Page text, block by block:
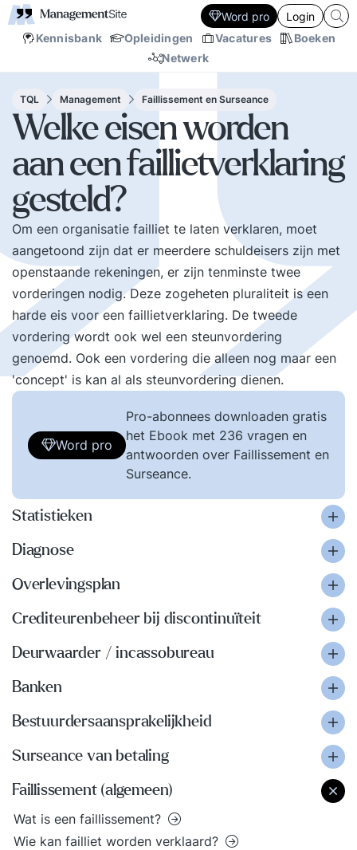
Kennisbank Opleidingen Vacatures
Boeken
Netwerk
Word pro Login
TQL Management Faillissement en Surseance
Welke eisen worden
aan een faillietverklaring
gesteld?
Om een organisatie failliet te laten verklaren, moet
aangetoond zijn dat er meerdere schuldeisers zijn met
openstaande rekeningen, er zijn tenminste twee
vorderingen nodig. Deze zogeheten pluraliteit is een
harde eis voor een faillietverklaring. De tweede
vordering wordt ook wel een steunvordering
genoemd. Ook een vordering die alleen nog maar een
'concept' is kan al als steunvordering dienen.
Word pro
Pro-abonnees downloaden gratis
het Ebook met 236 vragen en
antwoorden over Faillissement en
Surseance.
Statistieken
Diagnose
Overlevingsplan
Crediteurenbeheer bij discontinuïteit
Deurwaarder / incassobureau
Banken
Bestuurdersaansprakelijkheid
Surseance van betaling
Faillissement (algemeen)
Wat is een faillissement?
Wie kan failliet worden verklaard?